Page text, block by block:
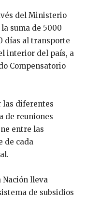
del Ministerio
suma de 5000
días al transporte
interior del país, a
Compensatorio
las diferentes
de reuniones
entre las
de cada
lleva
de subsidios